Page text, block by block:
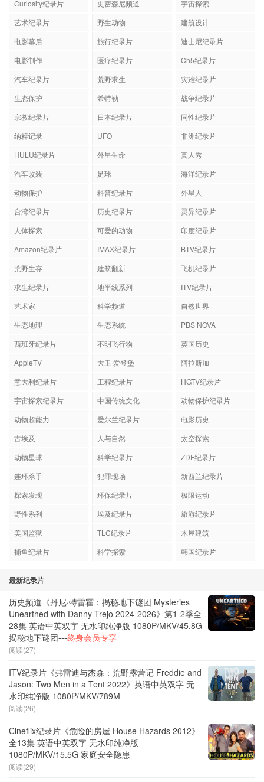
Curiosity纪录片 史密森尼频道
宇宙探索
艺术纪录片
野生动物
建筑设计
电影幕后
旅行纪录片
迪士尼纪录片
电影制作
医疗纪录片
Ch5纪录片
汽车纪录片
荒野求生
灾难纪录片
生态保护
希特勒
战争纪录片
宗教纪录片
日本纪录片
同性纪录片
纳粹记录
UFO
非洲纪录片
HULU纪录片
外星生命
真人秀
汽车改装
足球
海洋纪录片
动物保护
科普纪录片
外星人
台湾纪录片
历史纪录片
灵异纪录片
人体探索
可爱的动物
印度纪录片
Amazon纪录片
IMAX纪录片
BTV纪录片
荒野生存
建筑翻新
飞机纪录片
求生纪录片
地平线系列
ITV纪录片
艺术家
科学频道
自然世界
生态地理
生态系统
PBS NOVA
西班牙纪录片
不明飞行物
英国历史
AppleTV
大卫·爱登堡
阿拉斯加
意大利纪录片
工程纪录片
HGTV纪录片
宇宙探索纪录片
中国传统文化
动物保护纪录片
动物超能力
爱尔兰纪录片
电影历史
古埃及
人与自然
太空探索
动物星球
科学纪录片
ZDF纪录片
连环杀手
犯罪现场
新西兰纪录片
探索发现
环保纪录片
极限运动
野性系列
埃及纪录片
旅游纪录片
美国监狱
TLC纪录片
木屋建筑
捕鱼纪录片
科学探索 韩国纪录片
最新纪录片
历史频道《丹尼·特雷霍：揭秘地下谜团 Mysteries
Unearthed with Danny Trejo 2024-2026》第1-2季全
28集 英语中英双字 无水印纯净版 1080P/MKV/45.8G
揭秘地下谜团---终身会员专享
阅读(27)
ITV纪录片《弗雷迪与杰森：荒野露营记 Freddie and
Jason: Two Men in a Tent 2022》英语中英双字 无
水印纯净版 1080P/MKV/789M
阅读(26)
Cineflix纪录片《危险的房屋 House Hazards 2012》
全13集 英语中英双字 无水印纯净版
1080P/MKV/15.5G 家庭安全隐患
阅读(29)